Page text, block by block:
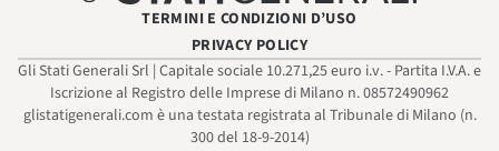
TERMINI E CONDIZIONI D’USO
PRIVACY POLICY
Gli Stati Generali Srl | Capitale sociale 10.271,25 euro i.v. - Partita I.V.A. e
Iscrizione al Registro delle Imprese di Milano n. 08572490962
glistatigenerali.com è una testata registrata al Tribunale di Milano (n.
300 del 18-9-2014)